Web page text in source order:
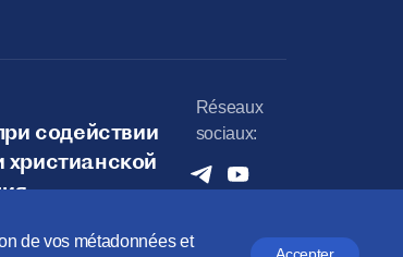
de vos métadonnées et
содействии
Réseaux
sociaux: